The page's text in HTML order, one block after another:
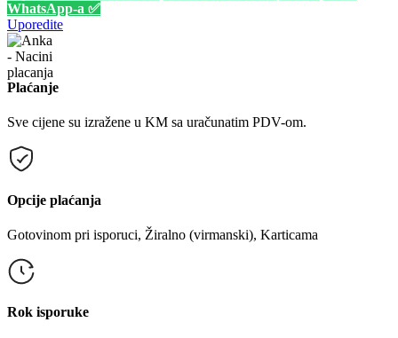
WhatsApp-a ✅
Uporedite
Plaćanje
Sve cijene su izražene u KM sa uračunatim PDV-om.
Opcije plaćanja
Gotovinom pri isporuci, Žiralno (virmanski), Karticama
Rok isporuke